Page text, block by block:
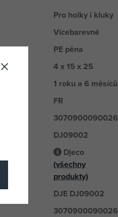
Pro holky i kluky
Vícebarevné
PE pěna
4 x 15 x 25
1 roku a 6 měsíců
FR
3070900090026
DJ09002
Djeco
(všechny
produkty)
DJE DJ09002
3070900090026